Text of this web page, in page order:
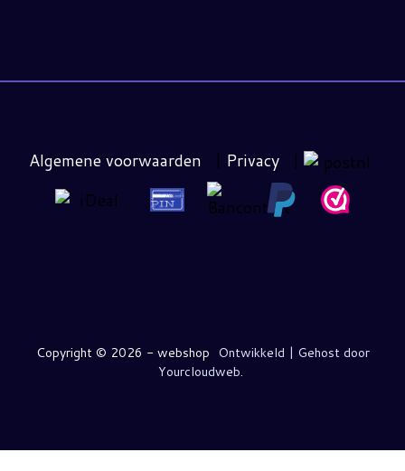
Algemene voorwaarden | Privacy |
Copyright © 2026 - webshop Ontwikkeld | Gehost door
Yourcloudweb.